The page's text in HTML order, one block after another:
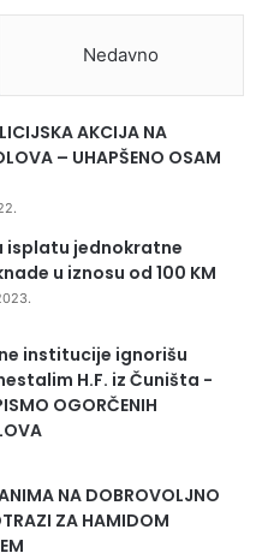
Nedavno
AKCIJA NA
– UHAPŠENO OSAM
isplatu jednokratne
u iznosu od 100 KM
institucije ignorišu
H.F. iz Čuništa -
OGORČENIH
NA DOBROVOLJNO
ZA HAMIDOM